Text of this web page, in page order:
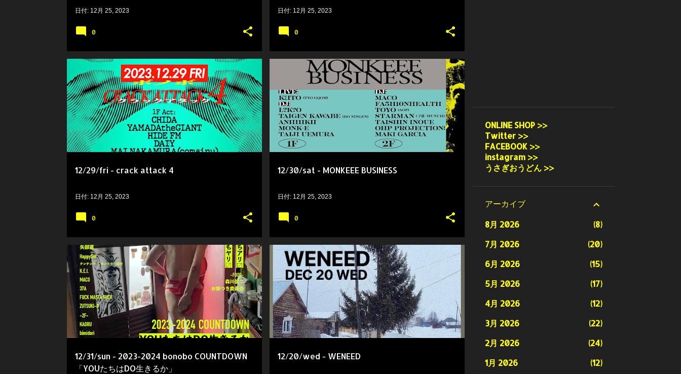
日付: 12月 25, 2023
0
日付: 12月 25, 2023
0
12/29/fri - crack attack 4
日付: 12月 25, 2023
0
12/30/sat - MONKEEE BUSINESS
日付: 12月 25, 2023
0
12/31/sun - 2023-2024 bonobo COUNTDOWN
「YOUたちはDO生きるか」
12/20/wed - WENEED
ONLINE SHOP >>
Twitter >>
FACEBOOK >>
instagram >>
うさぎおうどん >>
アーカイブ
8月 2026
8
7月 2026
20
6月 2026
15
5月 2026
17
4月 2026
12
3月 2026
22
2月 2026
24
1月 2026
12